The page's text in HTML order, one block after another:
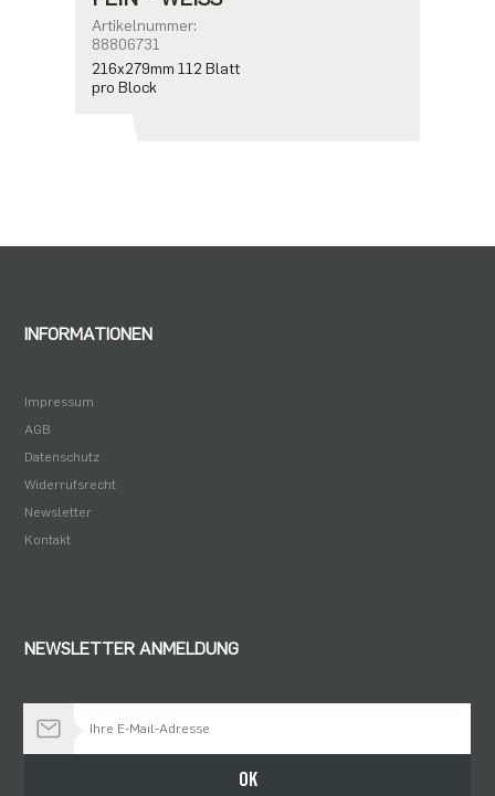
Artikelnummer:
88806731
216x279mm 112 Blatt
pro Block
INFORMATIONEN
Impressum
AGB
Datenschutz
Widerrufsrecht
Newsletter
Kontakt
NEWSLETTER ANMELDUNG
OK